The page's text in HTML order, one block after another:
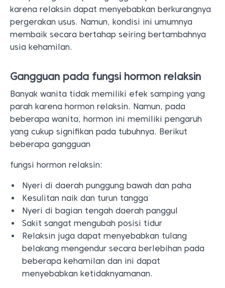
karena relaksin dapat menyebabkan berkurangnya
pergerakan usus. Namun, kondisi ini umumnya
membaik secara bertahap seiring bertambahnya
usia kehamilan.
Gangguan pada fungsi hormon relaksin
Banyak wanita tidak memiliki efek samping yang
parah karena hormon relaksin. Namun, pada
beberapa wanita, hormon ini memiliki pengaruh
yang cukup signifikan pada tubuhnya. Berikut
beberapa gangguan
fungsi hormon relaksin:
Nyeri di daerah punggung bawah dan paha
Kesulitan naik dan turun tangga
Nyeri di bagian tengah daerah panggul
Sakit sangat mengubah posisi tidur
Relaksin juga dapat menyebabkan tulang
belakang mengendur secara berlebihan pada
beberapa kehamilan dan ini dapat
menyebabkan ketidaknyamanan.